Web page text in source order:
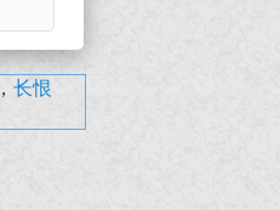
， 长恨